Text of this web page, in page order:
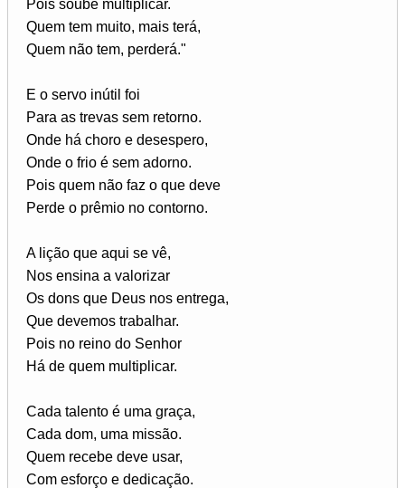
Pois soube multiplicar.
Quem tem muito, mais terá,
Quem não tem, perderá."
E o servo inútil foi
Para as trevas sem retorno.
Onde há choro e desespero,
Onde o frio é sem adorno.
Pois quem não faz o que deve
Perde o prêmio no contorno.
A lição que aqui se vê,
Nos ensina a valorizar
Os dons que Deus nos entrega,
Que devemos trabalhar.
Pois no reino do Senhor
Há de quem multiplicar.
Cada talento é uma graça,
Cada dom, uma missão.
Quem recebe deve usar,
Com esforço e dedicação.